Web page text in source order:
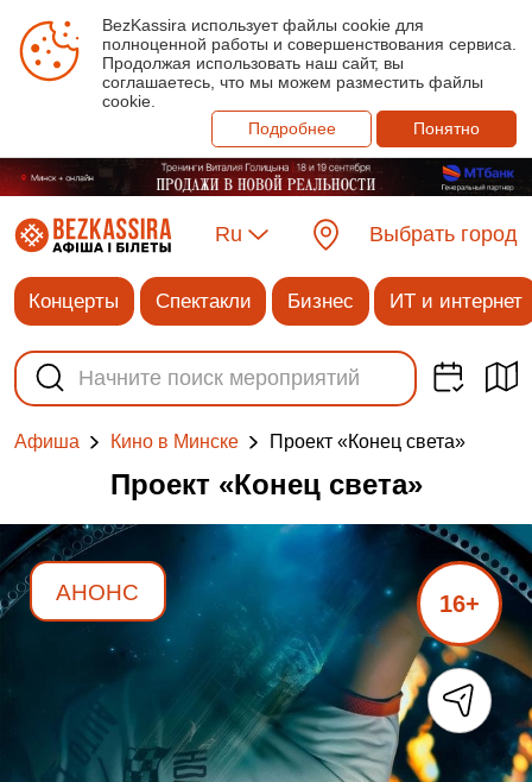
BezKassira использует файлы cookie для
полноценной работы и совершенствования сервиса.
Продолжая использовать наш сайт, вы
соглашаетесь, что мы можем разместить файлы
cookie.
Подробнее
Понятно
Ru Выбрать город
Концерты Спектакли Бизнес ИТ и интернет
Афиша Кино в Минске Проект «Конец света»
Проект «Конец света»
АНОНС 16+